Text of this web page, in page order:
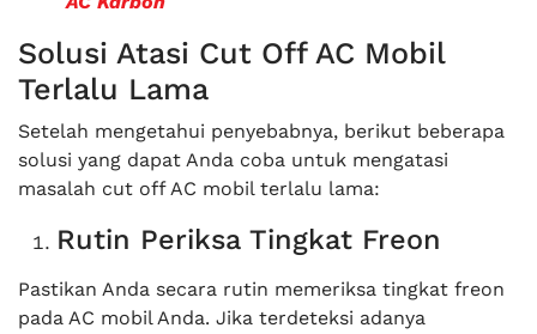
Solusi Atasi Cut Off AC Mobil
Terlalu Lama
Setelah mengetahui penyebabnya, berikut beberapa
solusi yang dapat Anda coba untuk mengatasi
masalah cut off AC mobil terlalu lama:
Rutin Periksa Tingkat Freon
Pastikan Anda secara rutin memeriksa tingkat freon
pada AC mobil Anda. Jika terdeteksi adanya